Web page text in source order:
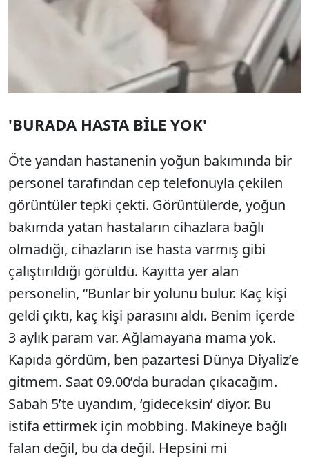
'BURADA HASTA BİLE YOK'
Öte yandan hastanenin yoğun bakımında bir
personel tarafından cep telefonuyla çekilen
görüntüler tepki çekti. Görüntülerde, yoğun
bakımda yatan hastaların cihazlara bağlı
olmadığı, cihazların ise hasta varmış gibi
çalıştırıldığı görüldü. Kayıtta yer alan
personelin, “Bunlar bir yolunu bulur. Kaç kişi
geldi çıktı, kaç kişi parasını aldı. Benim içerde
3 aylık param var. Ağlamayana mama yok.
Kapıda gördüm, ben pazartesi Dünya Diyaliz’e
gitmem. Saat 09.00’da buradan çıkacağım.
Sabah 5’te uyandım, ‘gideceksin’ diyor. Bu
istifa ettirmek için mobbing. Makineye bağlı
falan değil, bu da değil. Hepsini mi